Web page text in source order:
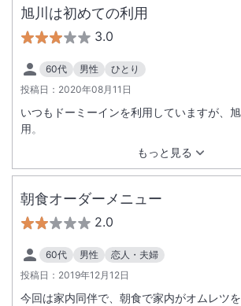
旭川は初めての利用
3.0
60代 男性
ひとり
投稿日： 2020年08月11日
もっと見る
いつもドーミーインを利用していますが、
用。
朝食オーダーメニュー
2.0
60代 男性
恋人・夫婦
投稿日： 2019年12月12日
今回は家内同伴で、朝食で家内がオムレツを